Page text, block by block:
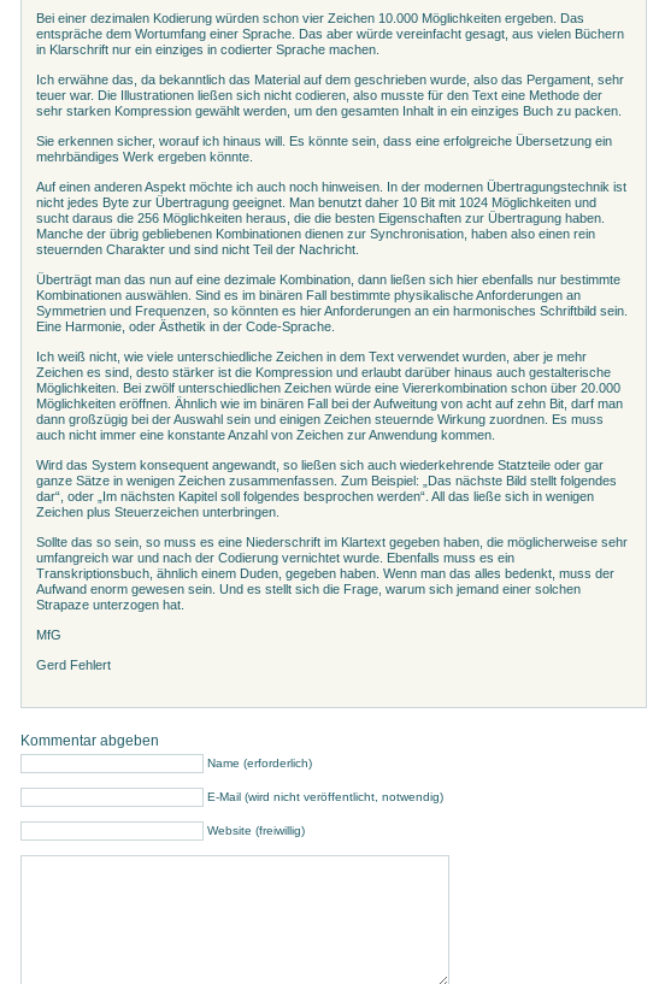
Bei einer dezimalen Kodierung würden schon vier Zeichen 10.000 Möglichkeiten ergeben. Das
entspräche dem Wortumfang einer Sprache. Das aber würde vereinfacht gesagt, aus vielen Büchern
in Klarschrift nur ein einziges in codierter Sprache machen.
Ich erwähne das, da bekanntlich das Material auf dem geschrieben wurde, also das Pergament, sehr
teuer war. Die Illustrationen ließen sich nicht codieren, also musste für den Text eine Methode der
sehr starken Kompression gewählt werden, um den gesamten Inhalt in ein einziges Buch zu packen.
Sie erkennen sicher, worauf ich hinaus will. Es könnte sein, dass eine erfolgreiche Übersetzung ein
mehrbändiges Werk ergeben könnte.
Auf einen anderen Aspekt möchte ich auch noch hinweisen. In der modernen Übertragungstechnik ist
nicht jedes Byte zur Übertragung geeignet. Man benutzt daher 10 Bit mit 1024 Möglichkeiten und
sucht daraus die 256 Möglichkeiten heraus, die die besten Eigenschaften zur Übertragung haben.
Manche der übrig gebliebenen Kombinationen dienen zur Synchronisation, haben also einen rein
steuernden Charakter und sind nicht Teil der Nachricht.
Überträgt man das nun auf eine dezimale Kombination, dann ließen sich hier ebenfalls nur bestimmte
Kombinationen auswählen. Sind es im binären Fall bestimmte physikalische Anforderungen an
Symmetrien und Frequenzen, so könnten es hier Anforderungen an ein harmonisches Schriftbild sein.
Eine Harmonie, oder Ästhetik in der Code-Sprache.
Ich weiß nicht, wie viele unterschiedliche Zeichen in dem Text verwendet wurden, aber je mehr
Zeichen es sind, desto stärker ist die Kompression und erlaubt darüber hinaus auch gestalterische
Möglichkeiten. Bei zwölf unterschiedlichen Zeichen würde eine Viererkombination schon über 20.000
Möglichkeiten eröffnen. Ähnlich wie im binären Fall bei der Aufweitung von acht auf zehn Bit, darf man
dann großzügig bei der Auswahl sein und einigen Zeichen steuernde Wirkung zuordnen. Es muss
auch nicht immer eine konstante Anzahl von Zeichen zur Anwendung kommen.
Wird das System konsequent angewandt, so ließen sich auch wiederkehrende Statzteile oder gar
ganze Sätze in wenigen Zeichen zusammenfassen. Zum Beispiel: „Das nächste Bild stellt folgendes
dar“, oder „Im nächsten Kapitel soll folgendes besprochen werden“. All das ließe sich in wenigen
Zeichen plus Steuerzeichen unterbringen.
Sollte das so sein, so muss es eine Niederschrift im Klartext gegeben haben, die möglicherweise sehr
umfangreich war und nach der Codierung vernichtet wurde. Ebenfalls muss es ein
Transkriptionsbuch, ähnlich einem Duden, gegeben haben. Wenn man das alles bedenkt, muss der
Aufwand enorm gewesen sein. Und es stellt sich die Frage, warum sich jemand einer solchen
Strapaze unterzogen hat.
MfG
Gerd Fehlert
Kommentar abgeben
Name (erforderlich)
E-Mail (wird nicht veröffentlicht, notwendig)
Website (freiwillig)